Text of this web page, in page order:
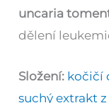
uncaria
dělení
Složení: kočičí
suchý extrakt